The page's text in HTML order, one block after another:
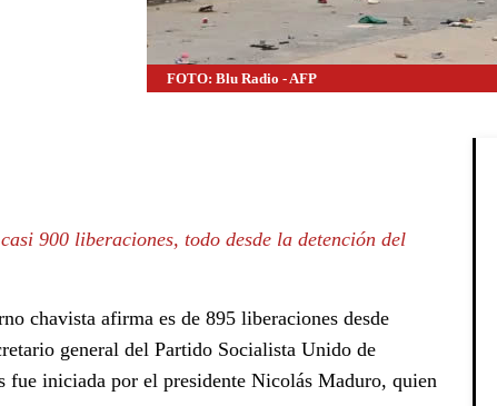
FOTO: Blu Radio - AFP
900 liberaciones, todo desde la detención del
chavista afirma es de 895 liberaciones desde
general del Partido Socialista Unido de
iniciada por el presidente Nicolás Maduro, quien